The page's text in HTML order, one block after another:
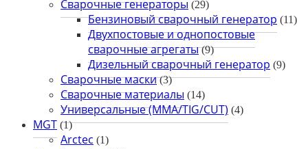
Сварочные генераторы (29)
Бензиновый сварочный генератор (11)
Двухпостовые и однопостовые
сварочные агрегаты (9)
Дизельный сварочный генератор (9)
Сварочные маски (3)
Сварочные материалы (14)
Универсальные (MMA/TIG/CUT) (4)
MGT (1)
Arctec (1)